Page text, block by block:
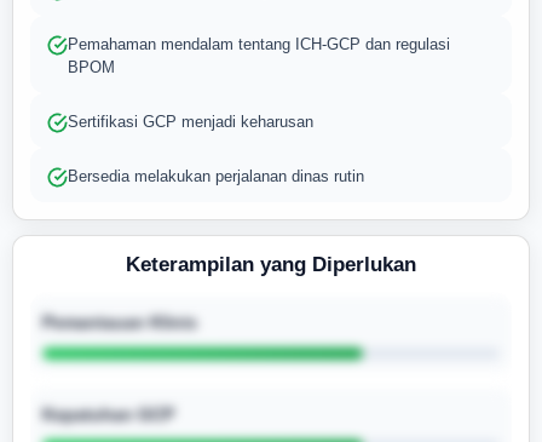
Pemahaman mendalam tentang ICH-GCP dan regulasi
BPOM
Sertifikasi GCP menjadi keharusan
Bersedia melakukan perjalanan dinas rutin
Keterampilan yang Diperlukan
Pemantauan Klinis
Kepatuhan GCP